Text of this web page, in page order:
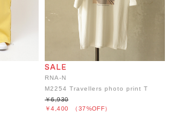
RNA-N
M2254 Travellers photo print T
￥4,400 （37%OFF）
￥6,930